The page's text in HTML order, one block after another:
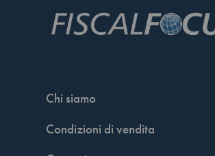
Chi siamo
Condizioni di vendita